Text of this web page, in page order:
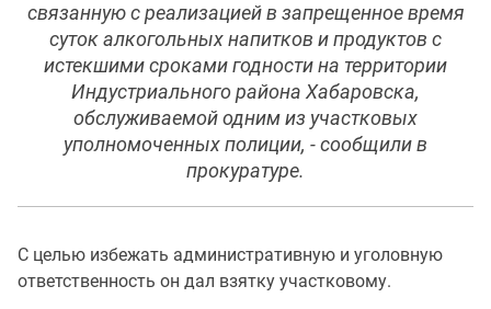
связанную с реализацией в запрещенное время
суток алкогольных напитков и продуктов с
истекшими сроками годности на территории
Индустриального района Хабаровска,
обслуживаемой одним из участковых
уполномоченных полиции, - сообщили в
прокуратуре.
С целью избежать административную и уголовную
ответственность он дал взятку участковому.